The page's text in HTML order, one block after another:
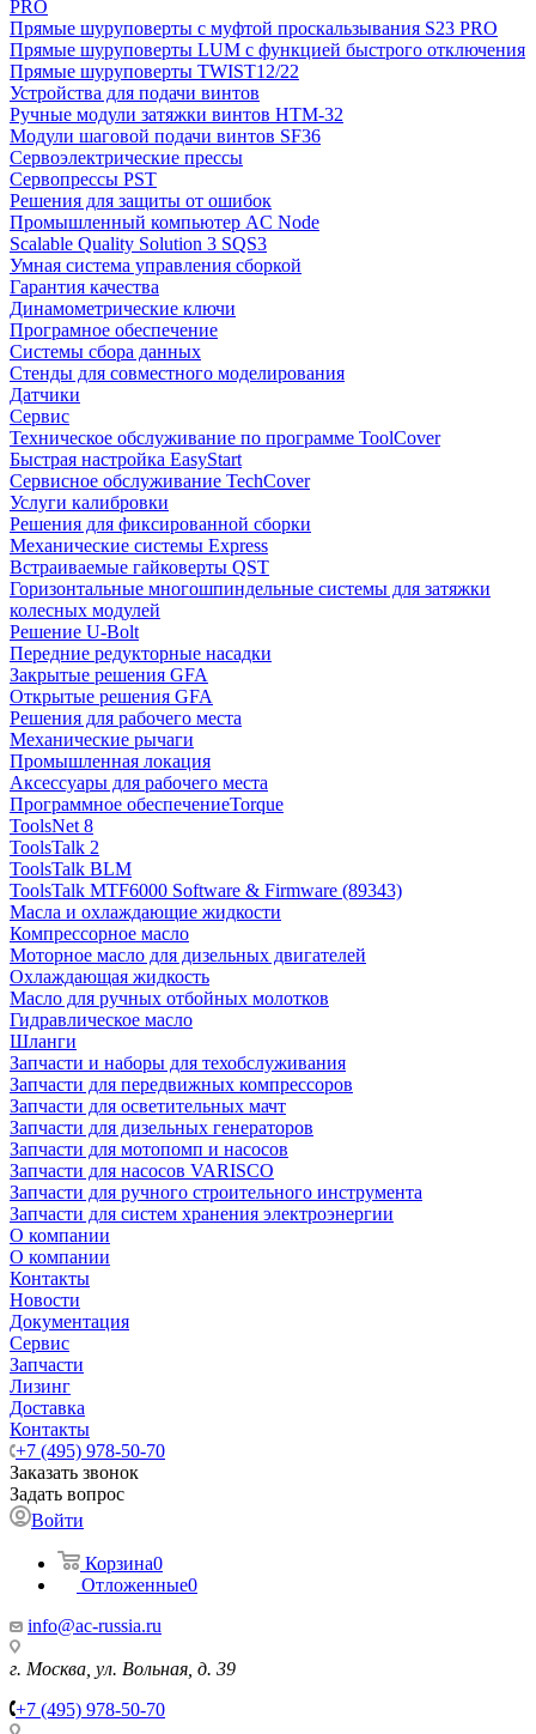
PRO
Прямые шуруповерты с муфтой проскальзывания S23 PRO
Прямые шуруповерты LUM с функцией быстрого отключения
Прямые шуруповерты TWIST12/22
Устройства для подачи винтов
Ручные модули затяжки винтов HTM-32
Модули шаговой подачи винтов SF36
Сервоэлектрические прессы
Сервопрессы PST
Решения для защиты от ошибок
Промышленный компьютер AC Node
Scalable Quality Solution 3 SQS3
Умная система управления сборкой
Гарантия качества
Динамометрические ключи
Програмное обеспечение
Системы сбора данных
Стенды для совместного моделирования
Датчики
Сервис
Техническое обслуживание по программе ToolCover
Быстрая настройка EasyStart
Cервисное обслуживание TechCover
Услуги калибровки
Решения для фиксированной сборки
Механические системы Express
Встраиваемые гайковерты QST
Горизонтальные многошпиндельные системы для затяжки
колесных модулей
Решение U-Bolt
Передние редукторные насадки
Закрытые решения GFA
Открытые решения GFA
Решения для рабочего места
Механические рычаги
Промышленная локация
Аксессуары для рабочего места
Программное обеспечениеTorque
ToolsNet 8
ToolsTalk 2
ToolsTalk BLM
ToolsTalk MTF6000 Software & Firmware (89343)
Масла и охлаждающие жидкости
Компрессорное масло
Моторное масло для дизельных двигателей
Охлаждающая жидкость
Масло для ручных отбойных молотков
Гидравлическое масло
Шланги
Запчасти и наборы для техобслуживания
Запчасти для передвижных компрессоров
Запчасти для осветительных мачт
Запчасти для дизельных генераторов
Запчасти для мотопомп и насосов
Запчасти для насосов VARISCO
Запчасти для ручного строительного инструмента
Запчасти для систем хранения электроэнергии
О компании
О компании
Контакты
Новости
Документация
Сервис
Запчасти
Лизинг
Доставка
Контакты
+7 (495) 978-50-70
Заказать звонок
Задать вопрос
Войти
Корзина0
Отложенные0
info@ac-russia.ru
г. Москва, ул. Вольная, д. 39
+7 (495) 978-50-70